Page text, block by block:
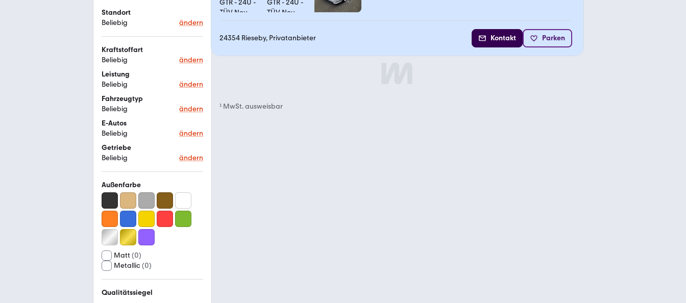
Standort
Beliebig
ändern
Kraftstoffart
Beliebig
ändern
Leistung
Beliebig
ändern
Fahrzeugtyp
Beliebig
ändern
E-Autos
Beliebig
ändern
Getriebe
Beliebig
ändern
Außenfarbe
Matt (0)
Metallic(0)
Qualitätssiegel
24354 Rieseby, Privatanbieter Kontakt Parken
¹MwSt. ausweisbar